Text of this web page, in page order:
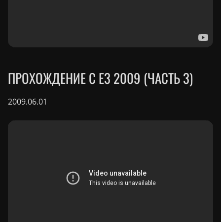
ПРОХОЖДЕНИЕ С E3 2009 (ЧАСТЬ 3)
2009.06.01